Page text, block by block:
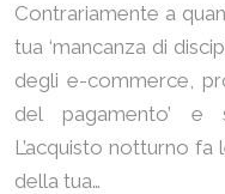
Contrariamente a
tua ‘mancanza di
degli e-commerce,
del pagamento’ e
L’acquisto notturno
della tua…